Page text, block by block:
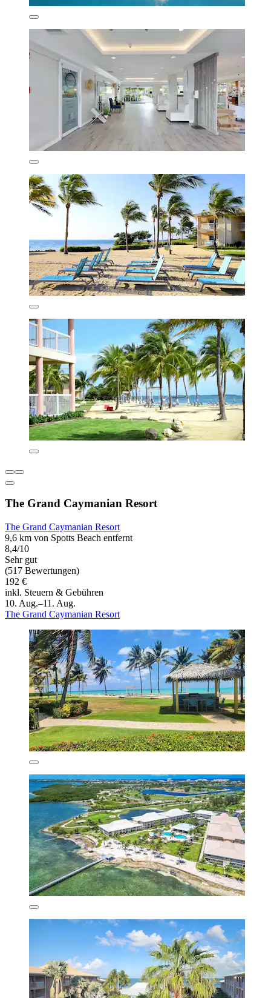
The Grand Caymanian Resort
The Grand Caymanian Resort
9,6 km von Spotts Beach entfernt
8,4/10
Sehr gut
(517 Bewertungen)
192 €
inkl. Steuern & Gebühren
10. Aug.–11. Aug.
The Grand Caymanian Resort